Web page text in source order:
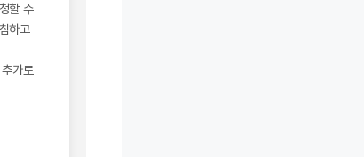
할 수
하고
가로